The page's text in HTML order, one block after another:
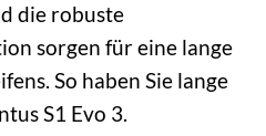
die robuste
sorgen für eine lange
So haben Sie lange
S1 Evo 3.